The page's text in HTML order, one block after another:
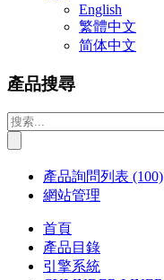
English
繁體中文
简体中文
產品搜尋
產品詢問列表 (100)
網站管理
首頁
產品目錄
引擎系統